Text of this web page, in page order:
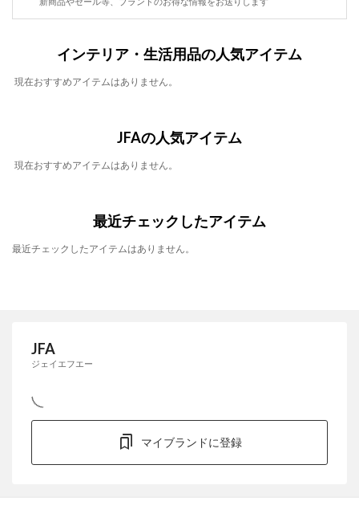
インテリア・生活用品の人気アイテム
現在おすすめアイテムはありません。
JFAの人気アイテム
現在おすすめアイテムはありません。
最近チェックしたアイテム
最近チェックしたアイテムはありません。
JFA
ジェイエフエー
マイブランドに登録